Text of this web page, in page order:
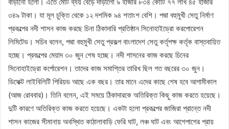
৩৪৯ টাকা। যা মূল চুক্তি থেকে ১২ দশমিক ৯৪ শতাংশ বেশি। পদ্মা বহুমুখী সেতু নির্মাণ
প্রকল্পের নদী শাসন কাজ করছে চিনা ঠিকাদারি প্রতিষ্ঠান সিনোহাইড্রো করপোরেশন
লিমিটেড। সচিব বলেন, পদ্মা বহুমুখী সেতু প্রকল্প বাংলাদেশ সেতু কর্তৃপক্ষ কর্তৃক বাস্তবায়িত
হচ্ছে। প্রকল্পের মেয়াদ ৩০ জুন শেষ হচ্ছে। নদী শাসনের কাজ করছে চিনের
সিনোহাইড্রো কর্পোরেশন। তাদের কাজ সমাপ্তির তারিখ ছিল গত বছরের ৩০ জুন।
ডিফেক্ট লাইবিলিটি পিরিয়ড আছে এক বছর। তার মানে এদের কাছে শেষ হবে আগামীকাল
(আজ রোববার)। তিনি বলেন, এই সময়ে ঠিকাদারকে অতিরিক্ত কিছু কাজ করতে হয়েছে।
দুটি কারণে অতিরিক্ত কাজ করতে হয়েছে। একটা হলো প্রকল্পের জাজিরা প্রান্তে নদী
শাসন কাজের সীমানায় অবস্থিত কাঠালাবাড়ি ফেরি ঘাট, লঞ্চ ঘাট এবং আশেপাশের প্রায়